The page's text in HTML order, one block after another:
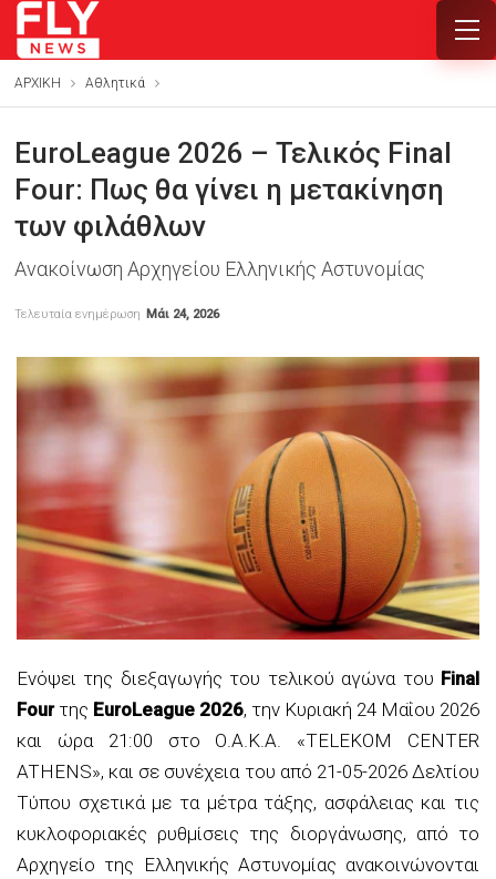
ΑΡΧΙΚΗ Αθλητικά
EuroLeague 2026 – Τελικός Final
Four: Πως θα γίνει η μετακίνηση
των φιλάθλων
Ανακοίνωση Αρχηγείου Ελληνικής Αστυνομίας
Τελευταία ενημέρωση Μάι 24, 2026
Ενόψει της διεξαγωγής του τελικού αγώνα του Final
Fourτης EuroLeague 2026, την Κυριακή 24 Μαΐου 2026
και ώρα 21:00 στο Ο.Α.Κ.Α. «TELEKOM CENTER
ATHENS», και σε συνέχεια του από 21-05-2026 Δελτίου
Τύπου σχετικά με τα μέτρα τάξης, ασφάλειας και τις
κυκλοφοριακές ρυθμίσεις της διοργάνωσης, από το
Αρχηγείο της Ελληνικής Αστυνομίας ανακοινώνονται